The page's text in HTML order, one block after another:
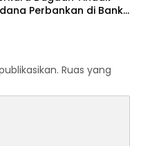
Perbankan di Bank
Ruas yang